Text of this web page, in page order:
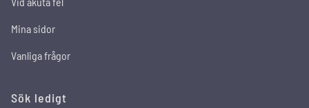
Mina sidor
Vanliga frågor
Sök ledigt